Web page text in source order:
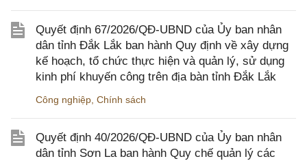
Quyết định 67/2026/QĐ-UBND của Ủy ban nhân
dân tỉnh Đắk Lắk ban hành Quy định về xây dựng
kế hoạch, tổ chức thực hiện và quản lý, sử dụng
kinh phí khuyến công trên địa bàn tỉnh Đắk Lắk
Công nghiệp Chính sách
Quyết định 40/2026/QĐ-UBND của Ủy ban nhân
dân tỉnh Sơn La ban hành Quy chế quản lý các